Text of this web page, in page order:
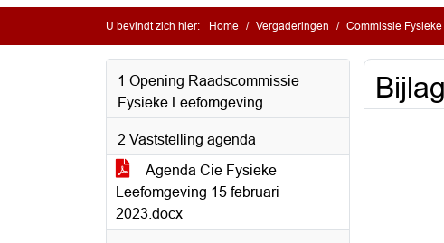
U bevindt zich hier: Home Vergaderingen Commissie
1 Opening Raadscommissie
Fysieke Leefomgeving
2 Vaststelling agenda
Agenda Cie Fysieke
Leefomgeving 15 februari
2023.docx